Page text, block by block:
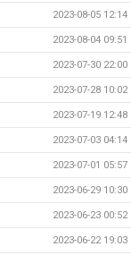
2023-08-05 12:14
2023-08-04 09:51
2023-07-30 22:00
2023-07-28 10:02
2023-07-19 12:48
2023-07-03 04:14
2023-07-01 05:57
2023-06-29 10:30
2023-06-23 00:52
2023-06-22 19:03